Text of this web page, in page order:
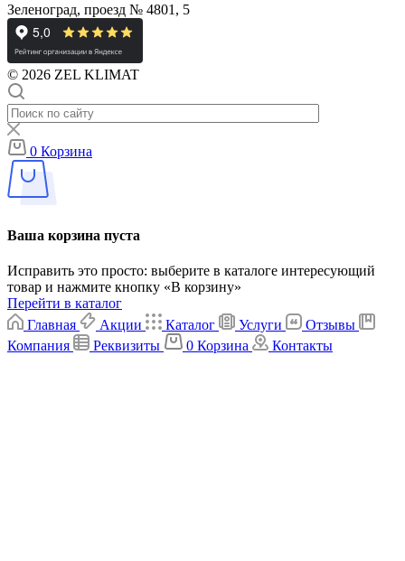
Зеленоград, проезд № 4801, 5
© 2026 ZEL KLIMAT
0 Корзина
Ваша корзина пуста
Исправить это просто: выберите в каталоге интересующий
товар и нажмите кнопку «В корзину»
Перейти в каталог
Главная
Акции Каталог Услуги
Отзывы
Компания
Реквизиты 0 Корзина Контакты